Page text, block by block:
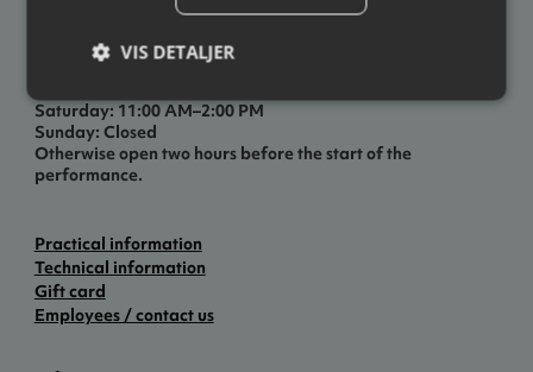
Opening hours
Saturday: 11:00 AM–2:00 PM
Sunday: Closed
Otherwise open two hours before the start of the
performance.
Practical information
Technical information
Gift card
Employees / contact us
VIS DETALJER